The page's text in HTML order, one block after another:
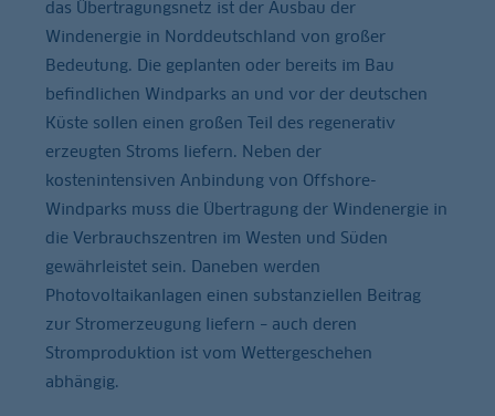
das Übertragungsnetz ist der Ausbau der
Windenergie in Norddeutschland von großer
Bedeutung. Die geplanten oder bereits im Bau
befindlichen Windparks an und vor der deutschen
Küste sollen einen großen Teil des regenerativ
erzeugten Stroms liefern. Neben der
kostenintensiven Anbindung von Offshore-
Windparks muss die Übertragung der Windenergie in
die Verbrauchszentren im Westen und Süden
gewährleistet sein. Daneben werden
Photovoltaikanlagen einen substanziellen Beitrag
zur Stromerzeugung liefern – auch deren
Stromproduktion ist vom Wettergeschehen
abhängig.